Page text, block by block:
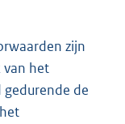
zijn
van het
de